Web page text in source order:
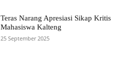
Teras Narang Apresiasi Sikap Kritis
Mahasiswa Kalteng
25 September 2025